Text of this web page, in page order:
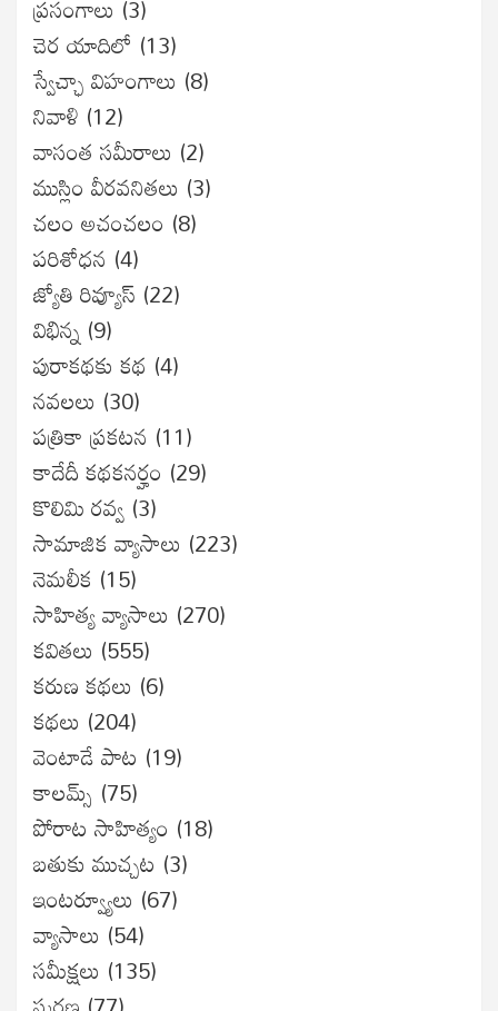
చెర యాదిలో (13)
స్వేచ్ఛా విహంగాలు (8)
నివాళి (12)
వాసంత సమీరాలు (2)
ముస్లిం వీరవనితలు (3)
చలం అచంచలం (8)
ప‌రిశోధ‌న‌ (4)
జ్యోతి రివ్యూస్ (22)
విభిన్న (9)
పురాకథకు కథ (4)
నవలలు (30)
పత్రికా ప్రకటన (11)
కాదేదీ కథకనర్హం (29)
కొలిమి రవ్వ (3)
సామాజిక వ్యాసాలు (223)
నెమలీక (15)
సాహిత్య వ్యాసాలు (270)
కవితలు (555)
కరుణ కథలు (6)
కథలు (204)
వెంటాడే పాట (19)
కాలమ్స్ (75)
పోరాట సాహిత్యం (18)
బతుకు ముచ్చట (3)
ఇంటర్వ్యూలు (67)
వ్యాసాలు (54)
సమీక్షలు (135)